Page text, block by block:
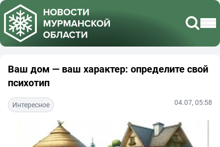
Ваш дом — ваш характер: определите свой
психотип
Интересное 04.07, 05:58